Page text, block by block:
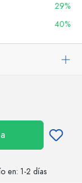
29%
40%
en: 1-2 días